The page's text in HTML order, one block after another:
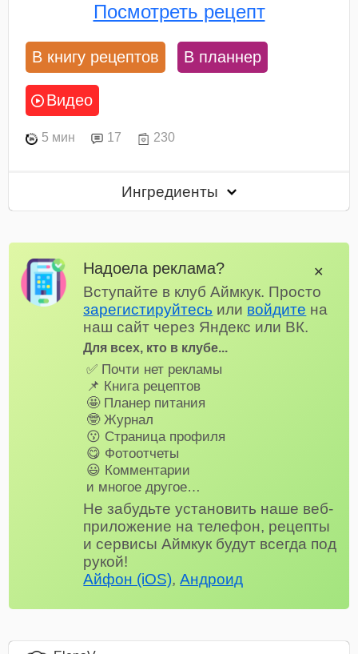
Посмотреть рецепт
В книгу рецептов В планнер
Видео
5 мин 17 230
Ингредиенты
Надоела реклама?
Вступайте в клуб Аймкук. Просто
зарегистируйтесь или войдите на
наш сайт через Яндекс или ВК.
Для всех, кто в клубе...
✅ Почти нет рекламы
📌 Книга рецептов
🤩 Планер питания
🤓 Журнал
😗 Страница профиля
😋 Фотоотчеты
😃 Комментарии
и многое другое…
Не забудьте установить наше веб-
приложение на телефон, рецепты
и сервисы Аймкук будут всегда под
рукой!
Айфон (iOS),Андроид
✕